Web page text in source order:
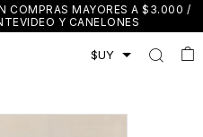
COMPRAS MAYORES A $3.000 /
Y CANELONES